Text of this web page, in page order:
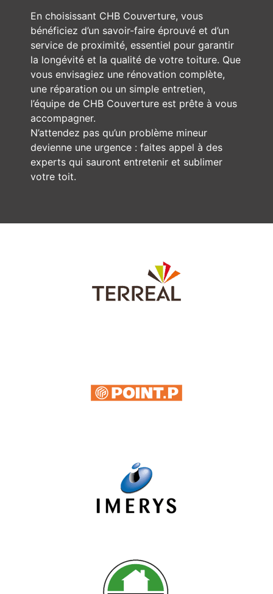
En choisissant CHB Couverture, vous
bénéficiez d’un savoir-faire éprouvé et d’un
service de proximité, essentiel pour garantir
la longévité et la qualité de votre toiture. Que
vous envisagiez une rénovation complète,
une réparation ou un simple entretien,
l’équipe de CHB Couverture est prête à vous
accompagner.
N’attendez pas qu’un problème mineur
devienne une urgence : faites appel à des
experts qui sauront entretenir et sublimer
votre toit.